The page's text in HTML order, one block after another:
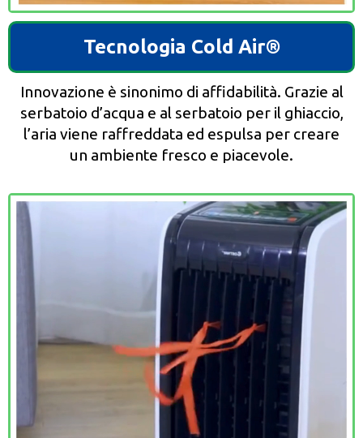
Tecnologia Cold Air®️
Innovazione è sinonimo di affidabilità. Grazie al
serbatoio d’acqua e al serbatoio per il ghiaccio,
l’aria viene raffreddata ed espulsa per creare
un ambiente fresco e piacevole.